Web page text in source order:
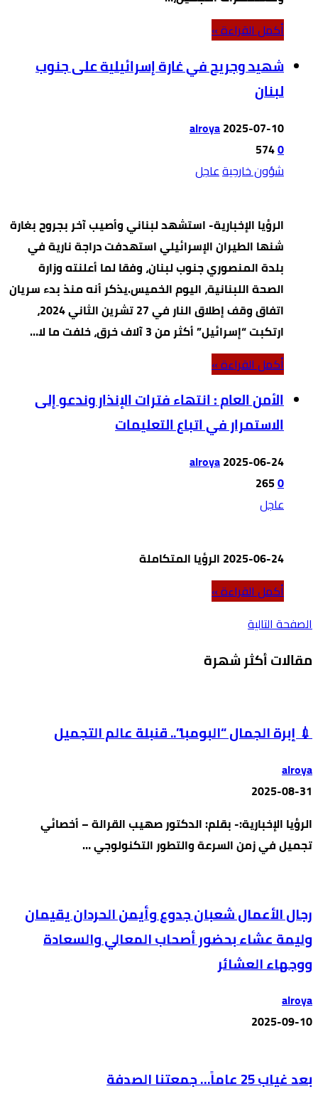
‫أكمل القراءة »‬
شهيد وجريح في غارة إسرائيلية على جنوب
لبنان
alroya2025-07-10
0
574
شؤون خارجيةعاجل
الرؤيا الإخبارية- استشهد لبناني وأصيب آخر بجروح بغارة
شنها الطيران الإسرائيلي استهدفت دراجة نارية في
بلدة المنصوري جنوب لبنان، وفقا لما أعلنته وزارة
الصحة اللبنانية، اليوم الخميس.يذكر أنه منذ بدء سريان
اتفاق وقف إطلاق النار في 27 تشرين الثاني 2024،
ارتكبت “إسرائيل” أكثر من 3 آلاف خرق، خلفت ما لا…
‫أكمل القراءة »‬
الأمن العام : انتهاء فترات الإنذار وندعو إلى
الاستمرار في اتباع التعليمات
alroya2025-06-24
0
265
عاجل
2025-06-24 الرؤيا المتكاملة
‫أكمل القراءة »‬
‫الصفحة التالية‬
مقالات أكثر شهرة
💉 إبرة الجمال “البومبا”.. قنبلة عالم التجميل
alroya
2025-08-31
الرؤيا الإخبارية:- بقلم: الدكتور صهيب القرالة – أخصائي
تجميل في زمن السرعة والتطور التكنولوجي …
رجال الأعمال شعبان جدوع وأيمن الحردان يقيمان
وليمة عشاء بحضور أصحاب المعالي والسعادة
ووجهاء العشائر
alroya
2025-09-10
بعد غياب 25 عاماً… جمعتنا الصدفة